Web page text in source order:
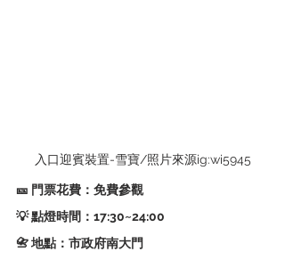
入口迎賓裝置-雪寶/照片來源ig:wi5945
🎫 門票花費：免費參觀
💡 點燈時間：17:30~24:00
📇 地點：市政府南大門